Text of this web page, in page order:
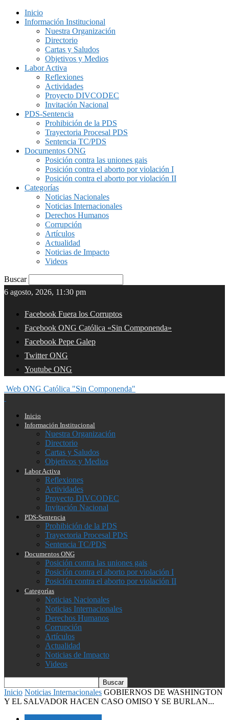
Inicio
Información Institucional
Nuestra Organización
Directorio
Cartas y Saludos
Objetivos y Medios
Labor Activa
Reflexiones
Actividades
Proyecto DIVCODEC
Invitación Nacional
PDS-Sentencia
Prohibición de la PDS
Trayectoria Procesal PDS
Sentencia TC/PDS
Documentos ONG
Posición contra las uniones gais
Posición contra el aborto por violación I
Posición contra el aborto por violación II
Categorías
Noticias Nacionales
Noticias Internacionales
Derechos Humanos
Corrupción
Artículos
Actualidad
Noticias de Impacto
Videos
Buscar
6 agosto, 2026, 11:30 pm
Facebook Fuera los Corruptos
Facebook ONG Católica «Sin Componenda»
Facebook Pepe Galep
Twitter ONG
Youtube ONG
Web ONG Católica "Sin Componenda"
Inicio
Información Institucional
Nuestra Organización
Directorio
Cartas y Saludos
Objetivos y Medios
Labor Activa
Reflexiones
Actividades
Proyecto DIVCODEC
Invitación Nacional
PDS-Sentencia
Prohibición de la PDS
Trayectoria Procesal PDS
Sentencia TC/PDS
Documentos ONG
Posición contra las uniones gais
Posición contra el aborto por violación I
Posición contra el aborto por violación II
Categorías
Noticias Nacionales
Noticias Internacionales
Derechos Humanos
Corrupción
Artículos
Actualidad
Noticias de Impacto
Videos
Inicio Noticias Internacionales GOBIERNOS DE WASHINGTON
Y EL SALVADOR HACEN CASO OMISO Y SE BURLAN...